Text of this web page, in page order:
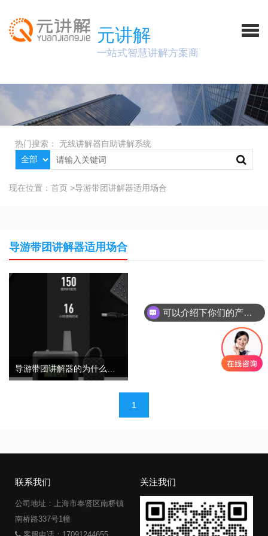
元讲解
一站式智慧讲解方案商
热门搜索： 无线讲解器自助讲解系统
现在位置： 首页 >导游带团讲解器适用场合
导游带团讲解器适用场合
1
联系我们
公司地址：上海市奉贤区南桥镇
南桥路337号1幢
关注我们
可以介绍下你们的产品么